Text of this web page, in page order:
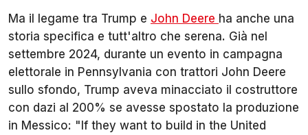
Ma il legame tra Trump e John Deere ha anche una
storia specifica e tutt'altro che serena. Già nel
settembre 2024, durante un evento in campagna
elettorale in Pennsylvania con trattori John Deere
sullo sfondo, Trump aveva minacciato il costruttore
con dazi al 200% se avesse spostato la produzione
in Messico: "If they want to build in the United